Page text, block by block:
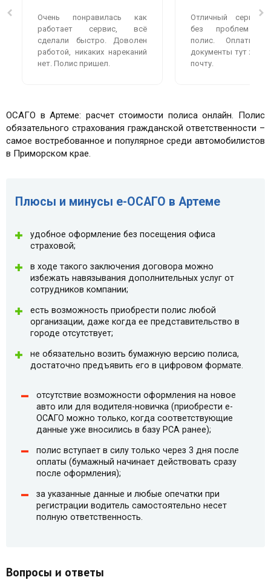
Очень понравилась как
работает сервис, всё
сделали быстро. Доволен
работой, никаких нареканий
нет. Полис пришел.
Отличный сервис.
без проблем
полис.
документы тут же
почту.
ОСАГО в Артеме: расчет стоимости полиса онлайн. Полис
обязательного страхования гражданской ответственности –
самое востребованное и популярное среди автомобилистов
в Приморском крае.
Плюсы и минусы e-ОСАГО в Артеме
удобное оформление без посещения офиса
страховой;
в ходе такого заключения договора можно
избежать навязывания дополнительных услуг от
сотрудников компании;
есть возможность приобрести полис любой
организации, даже когда ее представительство в
городе отсутствует;
не обязательно возить бумажную версию полиса,
достаточно предъявить его в цифровом формате.
отсутствие возможности оформления на новое
авто или для водителя-новичка (приобрести e-
ОСАГО можно только, когда соответствующие
данные уже вносились в базу РСА ранее);
полис вступает в силу только через 3 дня после
оплаты (бумажный начинает действовать сразу
после оформления);
за указанные данные и любые опечатки при
регистрации водитель самостоятельно несет
полную ответственность.
Вопросы и ответы